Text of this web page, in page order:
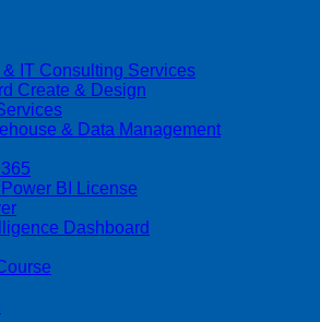
& IT Consulting Services
Create & Design
& Data Management
BI License
Dashboard